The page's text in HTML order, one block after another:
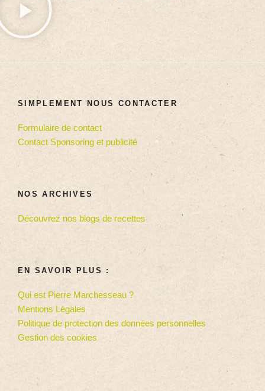
SIMPLEMENT NOUS CONTACTER
Formulaire de contact
Contact Sponsoring et publicité
NOS ARCHIVES
Découvrez nos blogs de recettes
EN SAVOIR PLUS :
Qui est Pierre Marchesseau ?
Mentions Légales
Politique de protection des données personnelles
Gestion des cookies